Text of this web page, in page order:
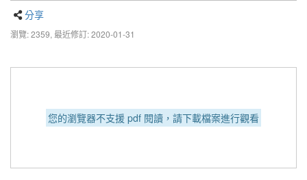
分享
瀏覽: 2359, 最近修訂: 2020-01-31
您的瀏覽器不支援 pdf 閱讀，請下載檔案進行觀看